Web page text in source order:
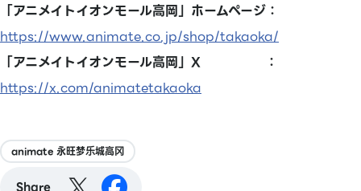
「アニメイトイオンモール高岡」ホームページ：
https://www.animate.co.jp/shop/takaoka/
「アニメイトイオンモール高岡」X ：
https://x.com/animatetakaoka
animate 永旺梦乐城高冈
Share